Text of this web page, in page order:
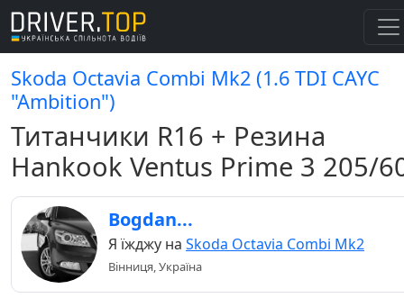
Skoda Octavia Combi Mk2 (1.6 TDI СAYC
"Ambition")
Титанчики R16 + Резина
Hankook Ventus Prime 3 205/
Bogdan...
Я їжджу на Skoda Octavia Combi Mk2
Вінниця, Україна